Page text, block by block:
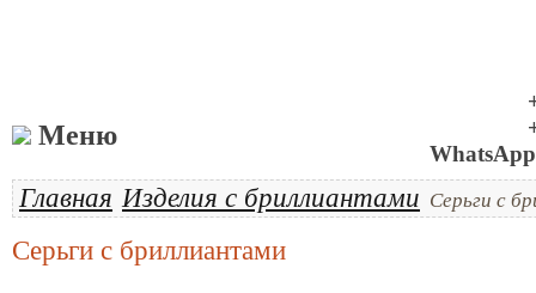
Меню
Главная Изделия с бриллиантами Серьги с
Серьги с бриллиантами